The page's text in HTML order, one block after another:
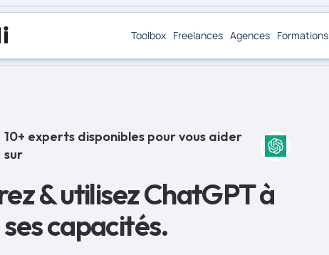
Toolbox Freelances Agences Formations
10+ experts disponibles pour vous aider
sur
& utilisez ChatGPT à
ses capacités.